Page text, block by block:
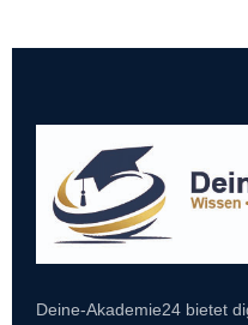
Deine-Akademie24 bietet